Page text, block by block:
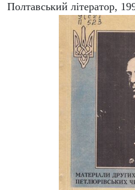
Полтавський літератор,